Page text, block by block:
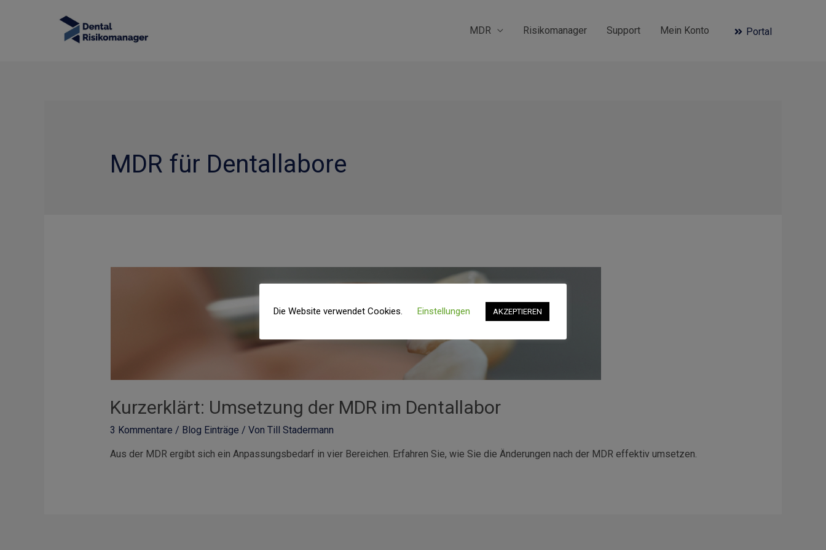
MDR Risikomanager Support Mein Konto Portal
MDR für Dentallabore
Kurzerklärt: Umsetzung der MDR im Dentallabor
3 Kommentare / Blog Einträge / Von Till Stadermann
Aus der MDR ergibt sich ein Anpassungsbedarf in vier Bereichen. Erfahren Sie, wie Sie die Änderungen nach der MDR effektiv umsetzen.
Die Website verwendet Cookies. Einstellungen AKZEPTIEREN